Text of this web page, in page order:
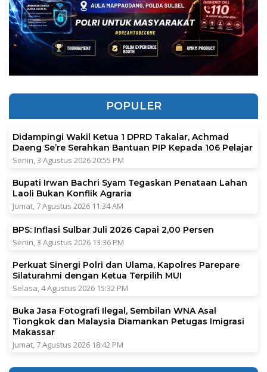
POPULER
Didampingi Wakil Ketua 1 DPRD Takalar, Achmad
Daeng Se’re Serahkan Bantuan PIP Kepada 106 Pelajar
Senin, 3 Agustus 2026 20:55 PM
Bupati Irwan Bachri Syam Tegaskan Penataan Lahan
Laoli Bukan Konflik Agraria
Jumat, 7 Agustus 2026 11:34 AM
BPS: Inflasi Sulbar Juli 2026 Capai 2,00 Persen
Senin, 3 Agustus 2026 13:36 PM
Perkuat Sinergi Polri dan Ulama, Kapolres Parepare
Silaturahmi dengan Ketua Terpilih MUI
Selasa, 4 Agustus 2026 15:32 PM
Buka Jasa Fotografi Ilegal, Sembilan WNA Asal
Tiongkok dan Malaysia Diamankan Petugas Imigrasi
Makassar
Jumat, 7 Agustus 2026 18:42 PM